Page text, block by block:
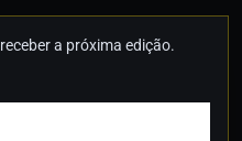
a próxima edição.